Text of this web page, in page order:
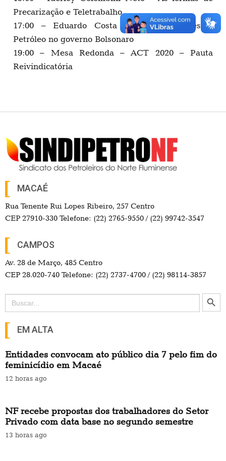
Precarização e Teletrabalho
17:00 – Eduardo Costa Pinto – Militares e
Petróleo no governo Bolsonaro
19:00 – Mesa Redonda – ACT 2020 – Pauta
Reivindicatória
MACAÉ
Rua Tenente Rui Lopes Ribeiro, 257 Centro
CEP 27910-330 Telefone: (22) 2765-9550 / (22) 99742-3547
CAMPOS
Av. 28 de Março, 485 Centro
CEP 28.020-740 Telefone: (22) 2737-4700 / (22) 98114-3857
Search
for:
Search Button
EM ALTA
Entidades convocam ato público dia 7 pelo fim do
feminicídio em Macaé
12 horas ago
NF recebe propostas dos trabalhadores do Setor
Privado com data base no segundo semestre
13 horas ago